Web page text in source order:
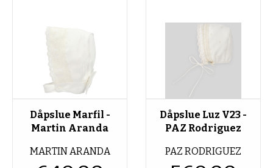
Dåpslue Marfil -
Martin Aranda
MARTIN ARANDA
Dåpslue Luz V23 -
PAZ Rodriguez
PAZ RODRIGUEZ